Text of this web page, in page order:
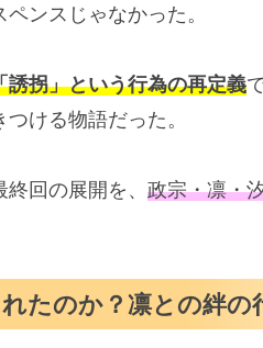
ンスじゃなかった。
誘拐」という行為の再定義
ける物語だった。
回の展開を、 政宗・凛・
たのか？凛との絆の